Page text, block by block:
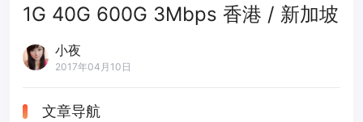
1G 40G 600G 3Mbps 香港 / 新加坡
小夜
2017年04月10日
文章导航